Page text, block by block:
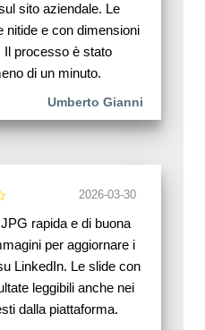
sito aziendale. Le
nitide e con dimensioni
Il processo è stato
di un minuto.
Umberto Gianni
2026-03-30
rapida e di buona
per aggiornare i
LinkedIn. Le slide con
leggibili anche nei
dalla piattaforma.